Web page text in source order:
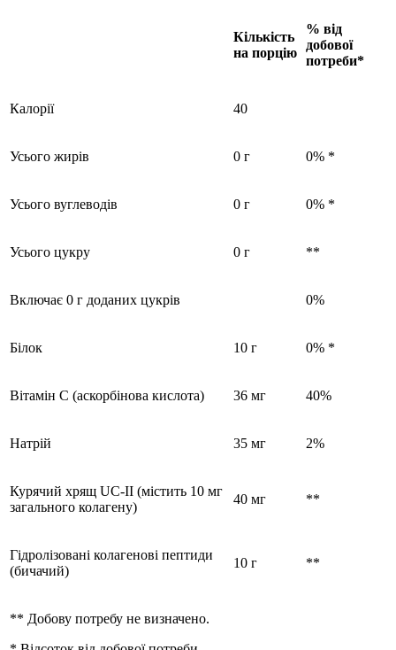
Кількість
на порцію
% від
добової
потреби*
Калорії 40
Усього жирів 0 г 0% *
Усього вуглеводів 0 г 0% *
Усього цукру 0 г **
Включає 0 г доданих цукрів 0%
Білок 10 г 0% *
Вітамін С (аскорбінова кислота) 36 мг 40%
Натрій 35 мг 2%
Курячий хрящ UC-II (містить 10 мг
загального колагену)
40 мг **
Гідролізовані колагенові пептиди
(бичачий)
10 г **
** Добову потребу не визначено.